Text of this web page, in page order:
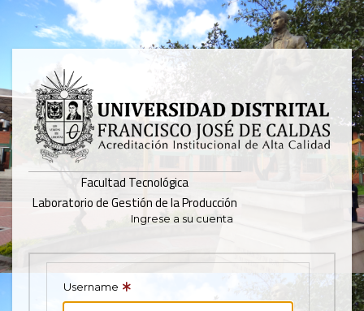
Pasar
contenido
principal
Facultad Tecnológica
Laboratorio de Gestión de la Producción
Ingrese a su cuenta
Username